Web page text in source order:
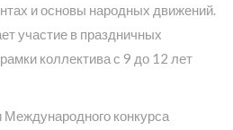
и основы народных движений.
участие в праздничных
коллектива с 9 до 12 лет
Международного конкурса